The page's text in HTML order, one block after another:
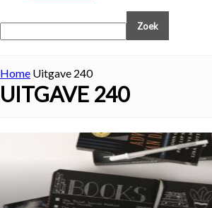
Home Uitgave 240
UITGAVE 240